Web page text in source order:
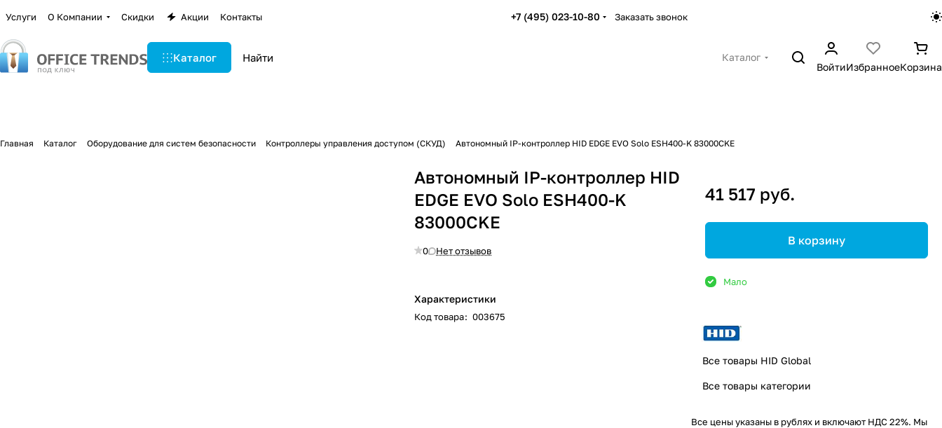
Услуги О Компании Скидки Акции Контакты +7 (495) 023-10-80 Заказать звонок
Каталог
Каталог
ВойтиИзбранноеКорзина
Главная Каталог Оборудование для систем безопасности Контроллеры управления доступом (СКУД) Автономный IP-контроллер HID EDGE EVO Solo ESH400-K 83000CKE
Автономный IP-контроллер HID
EDGE EVO Solo ESH400-K
83000CKE
0 Нет отзывов
Характеристики
Код товара: 003675
41 517 руб.
В корзину
Мало
Все товары HID Global
Все товары категории
Все цены указаны в рублях и включают НДС 22%. Мы